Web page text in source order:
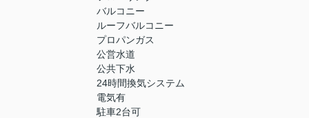
バルコニー
ルーフバルコニー
プロパンガス
公営水道
公共下水
24時間換気システム
電気有
駐車2台可